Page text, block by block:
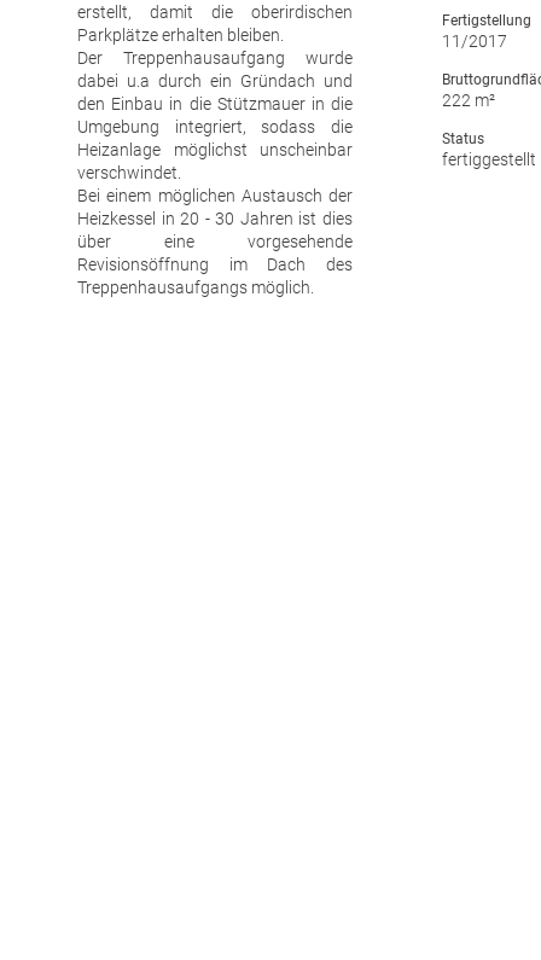
erstellt, damit die oberirdischen
Parkplätze erhalten bleiben.
Der Treppenhausaufgang wurde
dabei u.a durch ein Gründach und
den Einbau in die Stützmauer in die
Umgebung integriert, sodass die
Heizanlage möglichst unscheinbar
verschwindet.
Bei einem möglichen Austausch der
Heizkessel in 20 - 30 Jahren ist dies
über eine vorgesehende
Revisionsöffnung im Dach des
Treppenhausaufgangs möglich.
Fertigstellung
11/2017
222 m²
Status
fertiggestellt